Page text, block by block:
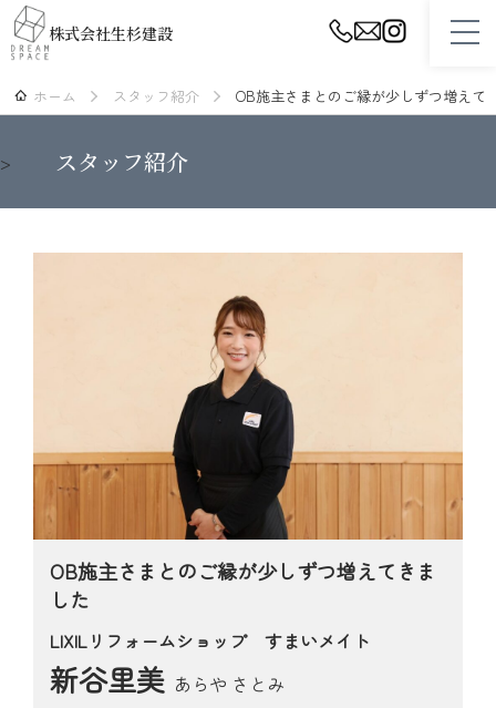
株式会社生杉建設
ホーム
設計・プランニング
性能・品質・保証
スタッフ紹介
不動産（土地・建物）情報
見学会・モデルハウス
お問い合わせ
ホーム スタッフ紹介 OB施主さまとのご縁が少しずつ増え
> スタッフ紹介
OB施主さまとのご縁が少しずつ増えてきま
した
LIXILリフォームショップ すまいメイト
新谷里美 あらや さとみ